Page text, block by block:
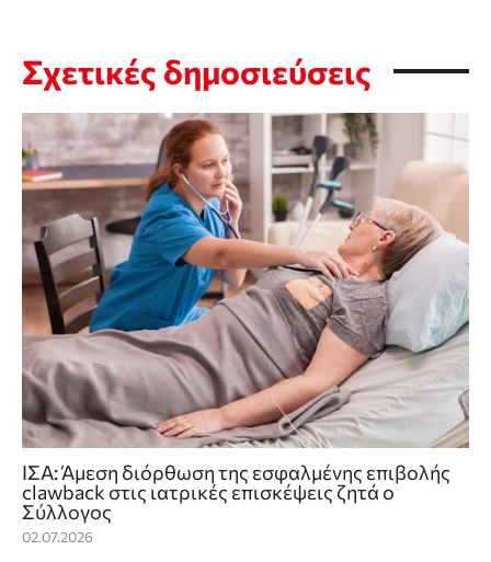
Σχετικές δημοσιεύσεις
ΙΣΑ: Άμεση διόρθωση της εσφαλμένης επιβολής
clawback στις ιατρικές επισκέψεις ζητά ο
Σύλλογος
02.07.2026